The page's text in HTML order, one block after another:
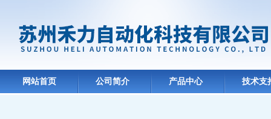
网站首页 公司简介 产品中心 技术支